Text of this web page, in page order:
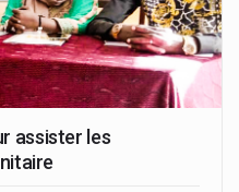
assister les